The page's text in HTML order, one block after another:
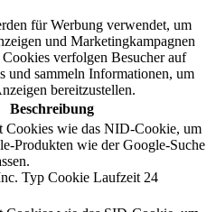
für Werbung verwendet, um
und Marketingkampagnen
verfolgen Besucher auf
und sammeln Informationen, um
bereitzustellen.
Beschreibung
Cookies wie das NID-Cookie, um
Produkten wie der Google-Suche
Typ Cookie Laufzeit 24